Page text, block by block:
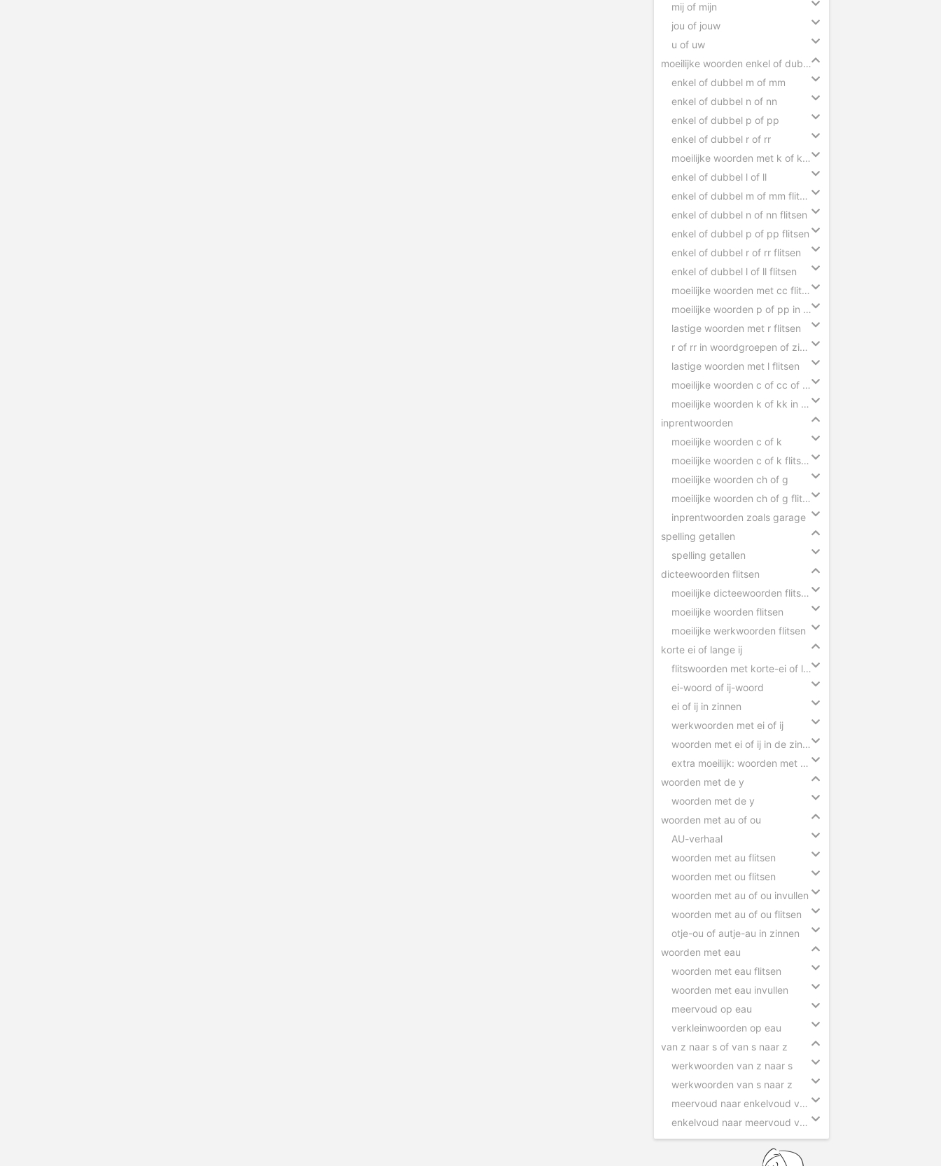
mij of mijn
jou of jouw
u of uw
moeilijke woorden enkel of dubbel
enkel of dubbel m of mm
enkel of dubbel n of nn
enkel of dubbel p of pp
enkel of dubbel r of rr
moeilijke woorden met k of kk flitsen
enkel of dubbel l of ll
enkel of dubbel m of mm flitsen
enkel of dubbel n of nn flitsen
enkel of dubbel p of pp flitsen
enkel of dubbel r of rr flitsen
enkel of dubbel l of ll flitsen
moeilijke woorden met cc flitsen
moeilijke woorden p of pp in zinnen
lastige woorden met r flitsen
r of rr in woordgroepen of zinnen
lastige woorden met l flitsen
moeilijke woorden c of cc of ck in zinnen
moeilijke woorden k of kk in zinnen
inprentwoorden
moeilijke woorden c of k
moeilijke woorden c of k flitsen
moeilijke woorden ch of g
moeilijke woorden ch of g flitsen
inprentwoorden zoals garage
spelling getallen
spelling getallen
dicteewoorden flitsen
moeilijke dicteewoorden flitsen
moeilijke woorden flitsen
moeilijke werkwoorden flitsen
korte ei of lange ij
flitswoorden met korte-ei of lange-ij
ei-woord of ij-woord
ei of ij in zinnen
werkwoorden met ei of ij
woorden met ei of ij in de zin slepen
extra moeilijk: woorden met ei of ij
woorden met de y
woorden met de y
woorden met au of ou
AU-verhaal
woorden met au flitsen
woorden met ou flitsen
woorden met au of ou invullen
woorden met au of ou flitsen
otje-ou of autje-au in zinnen
woorden met eau
woorden met eau flitsen
woorden met eau invullen
meervoud op eau
verkleinwoorden op eau
van z naar s of van s naar z
werkwoorden van z naar s
werkwoorden van s naar z
meervoud naar enkelvoud van z naar s
enkelvoud naar meervoud van s naar z